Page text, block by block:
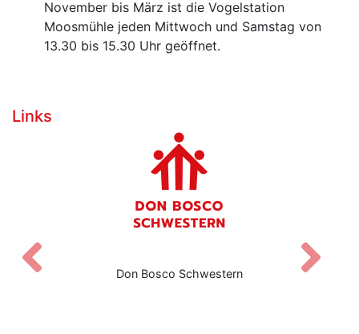
November bis März ist die Vogelstation
Moosmühle jeden Mittwoch und Samstag von
13.30 bis 15.30 Uhr geöffnet.
Links
Don Bosco Schwestern
Zurück